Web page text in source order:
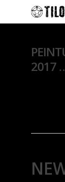
2017